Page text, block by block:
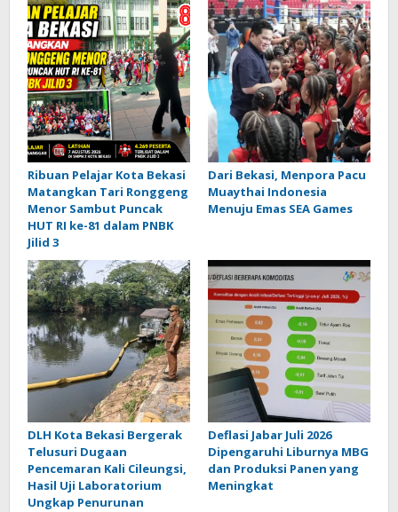
Ribuan Pelajar Kota Bekasi
Matangkan Tari Ronggeng
Menor Sambut Puncak
HUT RI ke-81 dalam PNBK
Jilid 3
Dari Bekasi, Menpora Pacu
Muaythai Indonesia
Menuju Emas SEA Games
DLH Kota Bekasi Bergerak
Telusuri Dugaan
Pencemaran Kali Cileungsi,
Hasil Uji Laboratorium
Ungkap Penurunan
Deflasi Jabar Juli 2026
Dipengaruhi Liburnya MBG
dan Produksi Panen yang
Meningkat